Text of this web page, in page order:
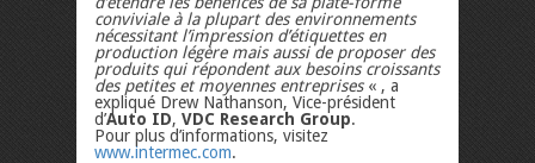
conviviale à la plupart des environnements
nécessitant l’impression d’étiquettes en
production légère mais aussi de proposer des
produits qui répondent aux besoins croissants
des petites et moyennes entreprises« , a
expliqué Drew Nathanson, Vice-président
d’Auto ID, VDC Research Group.
Pour plus d’informations, visitez
www.intermec.com.